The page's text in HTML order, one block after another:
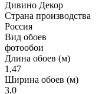
Дивино Декор
Страна производства
Россия
Вид обоев
фотообои
Длина обоев (м)
1,47
Ширина обоев (м)
3,0